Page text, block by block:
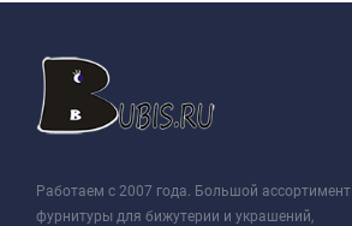
Работаем с 2007 года. Большой ассортимент
фурнитуры для бижутерии и украшений,